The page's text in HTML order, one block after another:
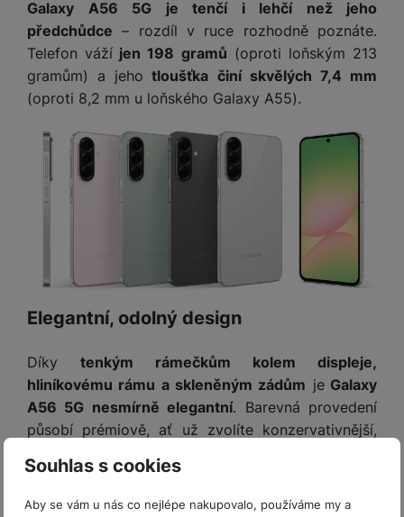
Souhlas s cookies
Aby se vám u nás co nejlépe nakupovalo, používáme my a
Galaxy A56 5G je tenčí i lehčí než jeho
předchůdce – rozdíl v ruce rozhodně poznáte.
Telefon váží jen 198 gramů (oproti loňským 213
gramům) a jeho tloušťka činí skvělých 7,4 mm
(oproti 8,2 mm u loňského Galaxy A55).
Elegantní, odolný design
Díky tenkým rámečkům kolem displeje,
hliníkovému rámu a skleněným zádům jeGalaxy
A56 5G nesmírně elegantní. Barevná provedení
působí prémiově, ať už zvolíte konzervativnější,
vodě a prachu se stupněm krytí IP67
ochrana displeje i zad v podobě superodolného